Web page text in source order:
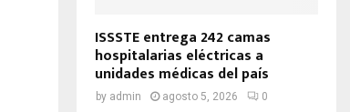
ISSSTE entrega 242 camas
hospitalarias eléctricas a
unidades médicas del país
by admin agosto 5, 2026 0